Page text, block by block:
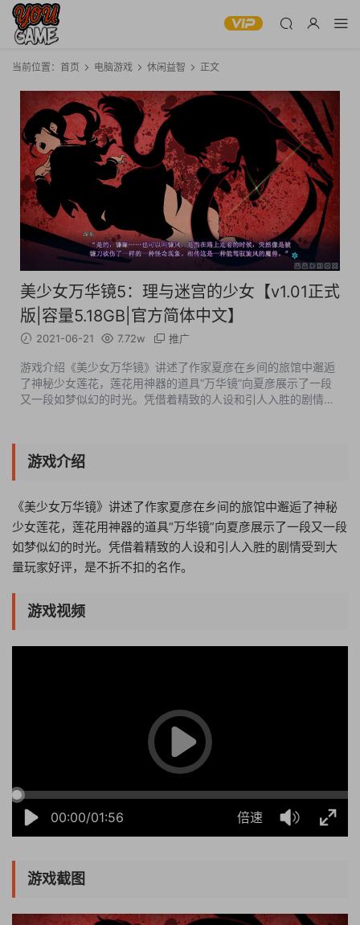
当前位置： 首页 电脑游戏 休闲益智 正文
美少女万华镜5：理与迷宫的少女【v1.01正式
版|容量5.18GB|官方简体中文】
2021-06-21 7.72w 推广
游戏介绍《美少女万华镜》讲述了作家夏彦在乡间的旅馆中邂逅
了神秘少女莲花，莲花用神器的道具“万华镜”向夏彦展示了一段
又一段如梦似幻的时光。凭借着精致的人设和引人入胜的剧情受
游戏介绍
《美少女万华镜》讲述了作家夏彦在乡间的旅馆中邂逅了神秘
少女莲花，莲花用神器的道具“万华镜”向夏彦展示了一段又一段
如梦似幻的时光。凭借着精致的人设和引人入胜的剧情受到大
量玩家好评，是不折不扣的名作。
游戏视频
00:00/01:56 倍速
游戏截图